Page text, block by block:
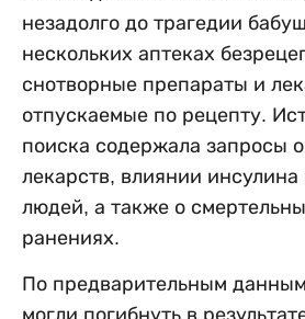
незадолго до трагедии
нескольких аптеках
снотворные препараты и
отпускаемые по рецепту.
поиска содержала запросы
лекарств, влиянии
людей, а также о
ранениях.
По предварительным